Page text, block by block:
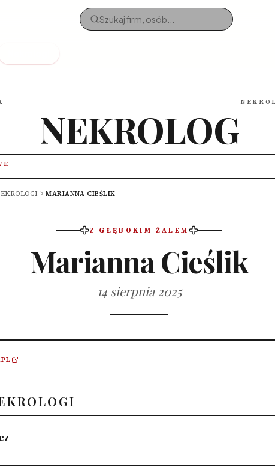
NEKROLOG
MARIANNA CIEŚLIK
Z GŁĘBOKIM ŻALEM
Marianna Cieślik
14 sierpnia 2025